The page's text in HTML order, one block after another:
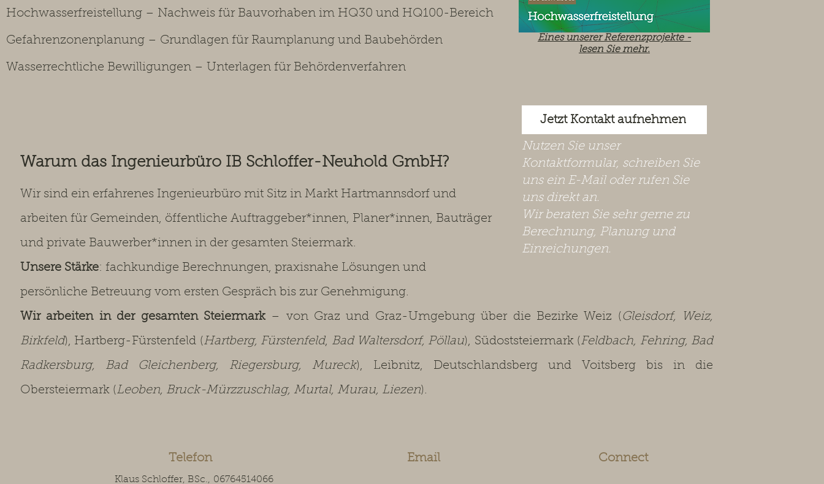
Hochwasserfreistellung – Nachweis für Bauvorhaben im HQ30 und HQ100-Bereich
Gefahrenzonenplanung – Grundlagen für Raumplanung und Baubehörden
Wasserrechtliche Bewilligungen – Unterlagen für Behördenverfahren
Eines unserer Referenzprojekte -
lesen Sie mehr.
Jetzt Kontakt aufnehmen
​Nutzen Sie unser
Kontaktformular, schreiben Sie
uns ein E-Mail oder rufen Sie
uns direkt an.
Wir beraten Sie sehr gerne zu
Berechnung, Planung und
Einreichungen.
Warum das Ingenieurbüro IB Schloffer-Neuhold GmbH?
Wir sind ein erfahrenes Ingenieurbüro mit Sitz in Markt Hartmannsdorf und
arbeiten für Gemeinden, öffentliche Auftraggeber*innen, Planer*innen, Bauträger
und private Bauwerber*innen in der gesamten Steiermark.
Unsere Stärke: fachkundige Berechnungen, praxisnahe Lösungen und
persönliche Betreuung vom ersten Gespräch bis zur Genehmigung.
Wir arbeiten in der gesamten Steiermark– von Graz und Graz-Umgebung über die Bezirke Weiz ( Gleisdorf, Weiz,
Birkfeld), Hartberg-Fürstenfeld (Hartberg, Fürstenfeld, Bad Waltersdorf, Pöllau), Südoststeiermark (Feldbach, Fehring, Bad
Radkersburg, Bad Gleichenberg, Riegersburg, Mureck), Leibnitz, Deutschlandsberg und Voitsberg bis in die
Obersteiermark (Leoben, Bruck-Mürzzuschlag, Murtal, Murau, Liezen).
Telefon
Klaus Schloffer, BSc., 06764514066
Email Connect